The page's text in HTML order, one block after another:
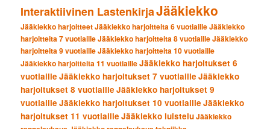
Interaktiivinen LastenkirjaJääkiekko
Jääkiekko harjoitteetJääkiekko harjoitteita 6 vuotiailleJääkiekko
harjoitteita 7 vuotiailleJääkiekko harjoitteita 8 vuotiailleJääkiekko
harjoitteita 9 vuotiailleJääkiekko harjoitteita 10 vuotiaille
Jääkiekko harjoitteita 11 vuotiailleJääkiekko harjoitukset 6
vuotiaille Jääkiekko harjoitukset 7 vuotiaille Jääkiekko
harjoitukset 8 vuotiaille Jääkiekko harjoitukset 9
vuotiaille Jääkiekko harjoitukset 10 vuotiaille Jääkiekko
harjoitukset 11 vuotiaille Jääkiekko luisteluJääkiekko